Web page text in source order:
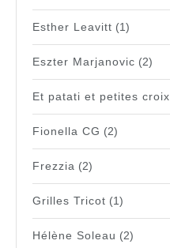
Esther Leavitt (1)
Eszter Marjanovic (2)
Et patati et petites croix
Fionella CG (2)
Frezzia (2)
Grilles Tricot (1)
Hélène Soleau (2)